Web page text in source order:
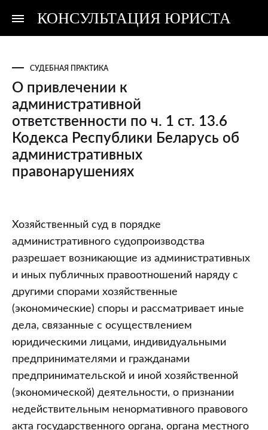
КОНСУЛЬТАЦИЯ ЮРИСТА
Консультация
Консультация
СУДЕБНАЯ ПРАКТИКА
О привлечении к
административной
ответственности по ч. 1 ст. 13.6
Кодекса Республики Беларусь об
административных
правонарушениях
О
привлечении
к
административной
ответственности
по
ч.
1
ст.
13.6
Кодекса
Республики
Беларусь
Хозяйственный суд в порядке
административного судопроизводства
разрешает возникающие из административных
и иных публичных правоотношений наряду с
другими спорами хозяйственные
(экономические) споры и рассматривает иные
дела, связанные с осуществлением
юридическими лицами, индивидуальными
предпринимателями и гражданами
предпринимательской и иной хозяйственной
(экономической) деятельности, о признании
недействительным ненормативного правового
акта государственного органа, органа местного